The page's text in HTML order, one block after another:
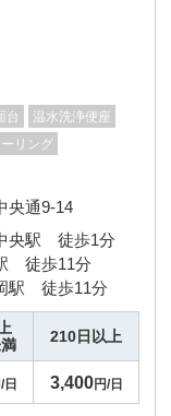
台
温水洗浄便座
リング
央通9-14
央駅 徒歩1分
徒歩11分
駅 徒歩11分
210日以上
日 3,400円/日